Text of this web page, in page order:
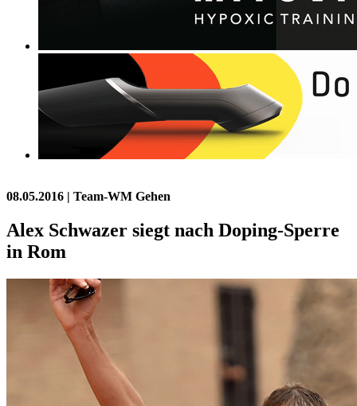
08.05.2016 | Team-WM Gehen
Alex Schwazer siegt nach Doping-Sperre
in Rom